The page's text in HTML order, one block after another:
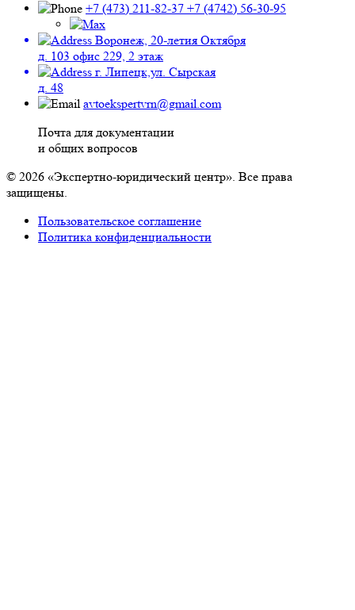
+7 (473) 211-82-37 +7 (4742) 56-30-95
Воронеж, 20-летия Октября
д. 103 офис 229, 2 этаж
г. Липецк,ул. Сырская
д. 48
avtoekspertvrn@gmail.com
Почта для документации
и общих вопросов
© 2026 «Экспертно-юридический центр». Все права
защищены.
Пользовательское соглашение
Политика конфиденциальности